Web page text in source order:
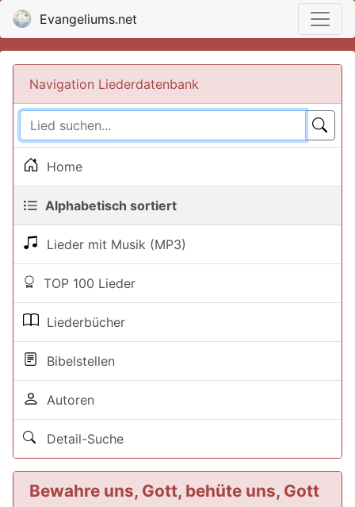
Evangeliums.net
Navigation Liederdatenbank
Home
Alphabetisch sortiert
Lieder mit Musik (MP3)
TOP 100 Lieder
Liederbücher
Bibelstellen
Autoren
Detail-Suche
Bewahre uns, Gott, behüte uns, Gott